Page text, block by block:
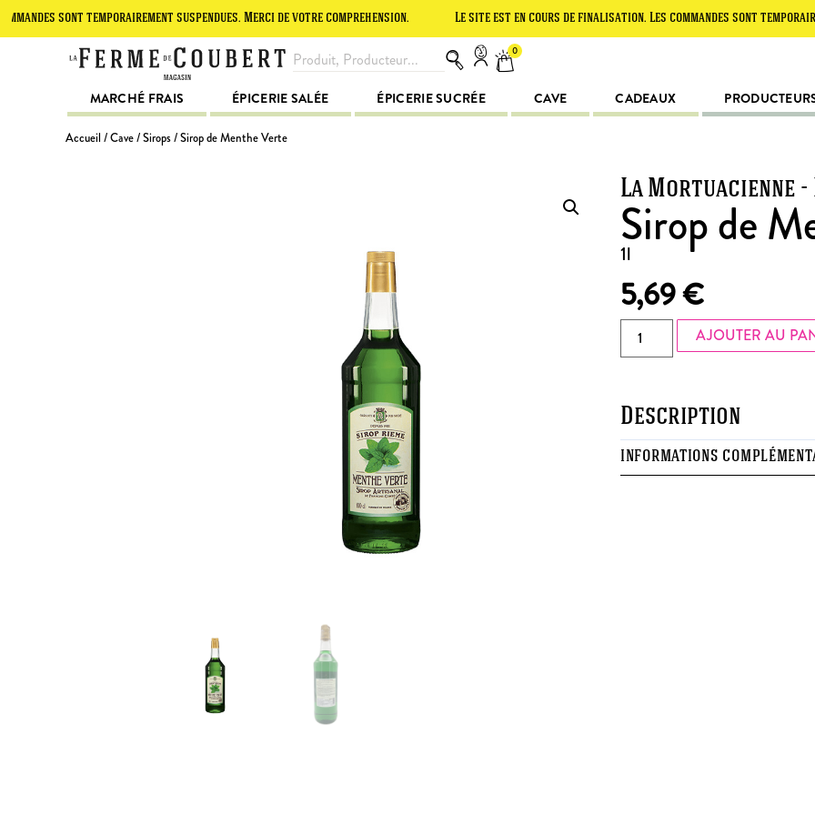
temporairement suspendues. Merci de votre compréhension. Le site est en cours de finalisation. Les commandes sont temporairement
0
MARCHÉ FRAIS ÉPICERIE SALÉE ÉPICERIE SUCRÉE CAVE CADEAUX
Accueil /Cave/Sirops/ Sirop de Menthe Verte
La Mortuacienne -
Sirop de
1l
5,69€
AJOUTER AU
Description
INFORMATIONS